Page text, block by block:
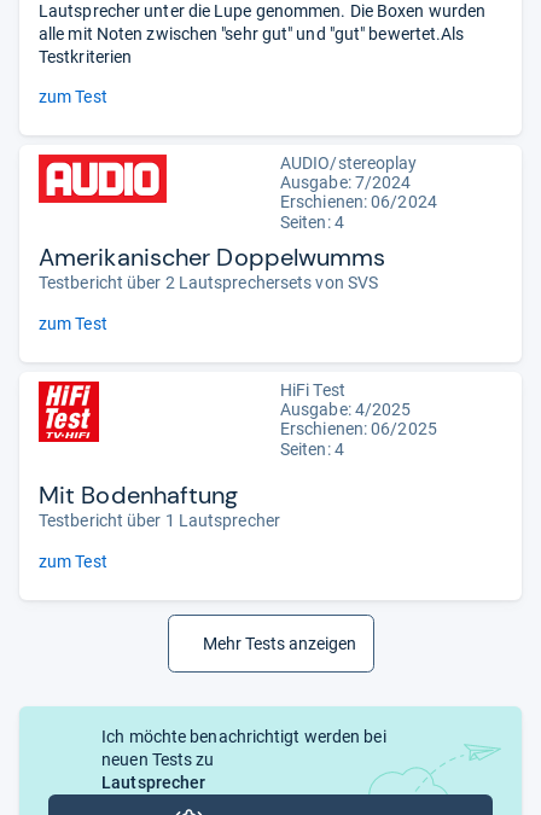
Lautsprecher unter die Lupe genommen. Die Boxen wurden
alle mit Noten zwischen "sehr gut" und "gut" bewertet.Als
Testkriterien
zum Test
AUDIO/stereoplay
Ausgabe: 7/2024
Erschienen: 06/2024
Seiten: 4
Amerikanischer Doppelwumms
Testbericht über 2 Lautsprechersets von SVS
zum Test
HiFi Test
Ausgabe: 4/2025
Erschienen: 06/2025
Seiten: 4
Mit Bodenhaftung
Testbericht über 1 Lautsprecher
zum Test
Mehr Tests anzeigen
Ich möchte benachrichtigt werden bei
neuen Tests zu
Lautsprecher